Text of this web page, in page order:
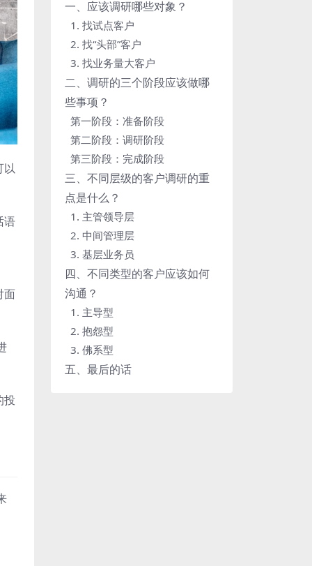
以
语
面
投
一、应该调研哪些对象？
1. 找试点客户
2. 找“头部”客户
3. 找业务量大客户
二、调研的三个阶段应该做哪
些事项？
第一阶段：准备阶段
第二阶段：调研阶段
第三阶段：完成阶段
三、不同层级的客户调研的重
点是什么？
1. 主管领导层
2. 中间管理层
3. 基层业务员
四、不同类型的客户应该如何
沟通？
1. 主导型
2. 抱怨型
3. 佛系型
五、最后的话